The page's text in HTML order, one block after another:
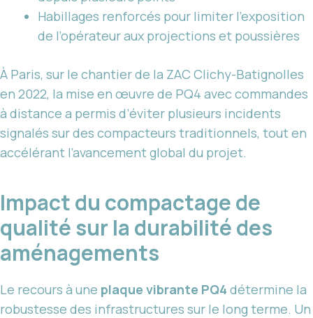
Habillages renforcés pour limiter l’exposition
de l’opérateur aux projections et poussières
À Paris, sur le chantier de la ZAC Clichy-Batignolles
en 2022, la mise en œuvre de PQ4 avec commandes
à distance a permis d’éviter plusieurs incidents
signalés sur des compacteurs traditionnels, tout en
accélérant l’avancement global du projet.
Impact du compactage de
qualité sur la durabilité des
aménagements
Le recours à une plaque vibrante PQ4 détermine la
robustesse des infrastructures sur le long terme. Un